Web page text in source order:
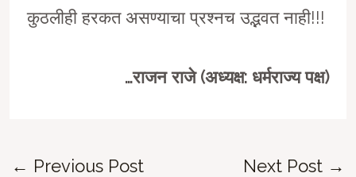
कुठलीही हरकत असण्याचा प्रश्नच उद्भवत नाही!!!
…राजन राजे(अध्यक्ष: धर्मराज्य पक्ष)
Post
← Previous Post Next Post →